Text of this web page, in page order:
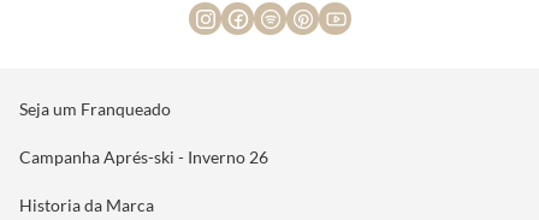
Seja um Franqueado
Campanha Aprés-ski - Inverno 26
Historia da Marca